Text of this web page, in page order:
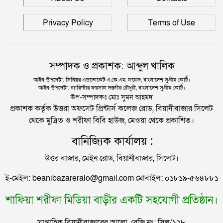
দুই তরুণীকে তুলে নিয়ে ধর্ষণ, ৬ যুবককে যে শাস্তি দিলে
আদালত
যুক্তরাজ্যে বাংলাদেশিদের মধ্যে ৯৫ শতাংশই সিলেটি
সিলেটে বিচার নিয়ে হতাশ ৬ শহীদ পরিবার
রাজধানীর মাদারটেক থেকে তরুণীর খণ্ডিত মাথা ও দুই হাত
উদ্ধার
দিল্লিতে শেখ হাসিনার বক্তব্য দেওয়া নিয়ে পররাষ্ট্র
মন্ত্রণালয়ের ক্ষোভ
সিলেটের সাবেক মন্ত্রী-এমপিরা কে কোথায়?
জুলাই আন্দোলন ছাত্র-জনতার বীরত্বের স্মারকস্তম্ভ:
বিয়ানীবাজারের ইউএনও
সিলেটে সড়ক দুর্ঘটনায় প্রাণ গেল যুবকের
Privacy Policy Terms of Use
সম্পাদক ও প্রকাশক: আব্দুল খালিক
আইন-উপদেষ্টা: সিনিয়র এডভোকেট এ.কে.এম. ফয়েজ, বাংলাদেশ সুপ্রীম কোর্ট।
আইন-উপদেষ্টা: ব্যারিস্টার ফয়সাল দস্তগীর চৌধুরী, বাংলাদেশ সুপ্রীম কোর্ট।
উপ-সম্পাদকঃ মোঃ সুমন আহমদ
প্রকাশক কর্তৃক উত্তরা অফসেট প্রিন্টার্স কলেজ রোড, বিয়ানীবাজার সিলেট
থেকে মুদ্রিত ও শরীফা বিবি হাউজ, মেওয়া থেকে প্রকাশিত।
বানিজ্যিক কার্যালয় :
উত্তর বাজার, মেইন রোড, বিয়ানীবাজার, সিলেট।
ই-মেইল: beanibazareralo@gmail.com মোবাইল: ০১৮১৯-৫৬৪৮৮১
শাফিয়া শরীফা মিডিয়া বাড়ীর একটি সহযোগী প্রতিষ্ঠান।